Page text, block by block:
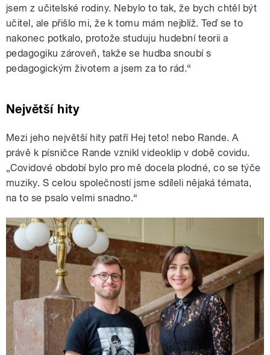
jsem z učitelské rodiny. Nebylo to tak, že bych chtěl být
učitel, ale přišlo mi, že k tomu mám nejblíž. Teď se to
nakonec potkalo, protože studuju hudební teorii a
pedagogiku zároveň, takže se hudba snoubí s
pedagogickým životem a jsem za to rád.“
Největší hity
Mezi jeho největší hity patří Hej teto! nebo Rande. A
právě k písničce Rande vznikl videoklip v době covidu.
„Covidové období bylo pro mě docela plodné, co se týče
muziky. S celou společností jsme sdíleli nějaká témata,
na to se psalo velmi snadno.“